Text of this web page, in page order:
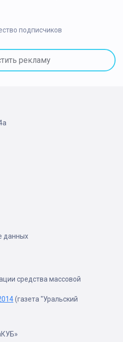
подписчиков
рекламу
данных
средства массовой
(газета "Уральский